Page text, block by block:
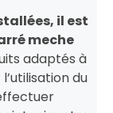
il est
meche
adaptés à
du